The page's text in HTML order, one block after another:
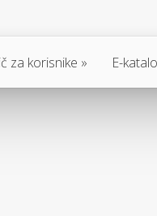
za korisnike E-